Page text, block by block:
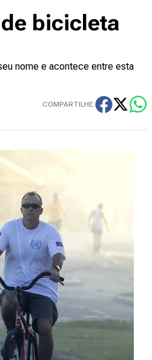
bicicleta
nome e acontece entre esta
COMPARTILHE: